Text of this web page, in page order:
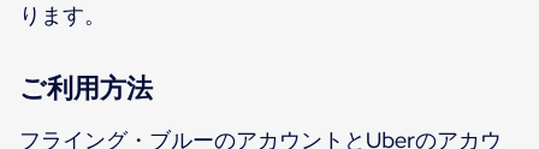
ります。
ご利用方法
フライング・ブルーのアカウントとUberのアカウ